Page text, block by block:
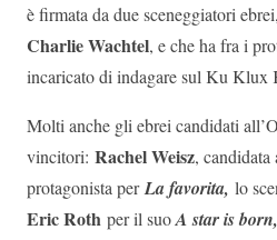
è firmata da due sceneggiatori ebrei,
Charlie Wachtel, e che ha fra i
incaricato di indagare sul Ku Klux
Molti anche gli ebrei candidati
vincitori: Rachel Weisz,
protagonista perLa favorita, lo
Eric Roth per il suoA star is born,